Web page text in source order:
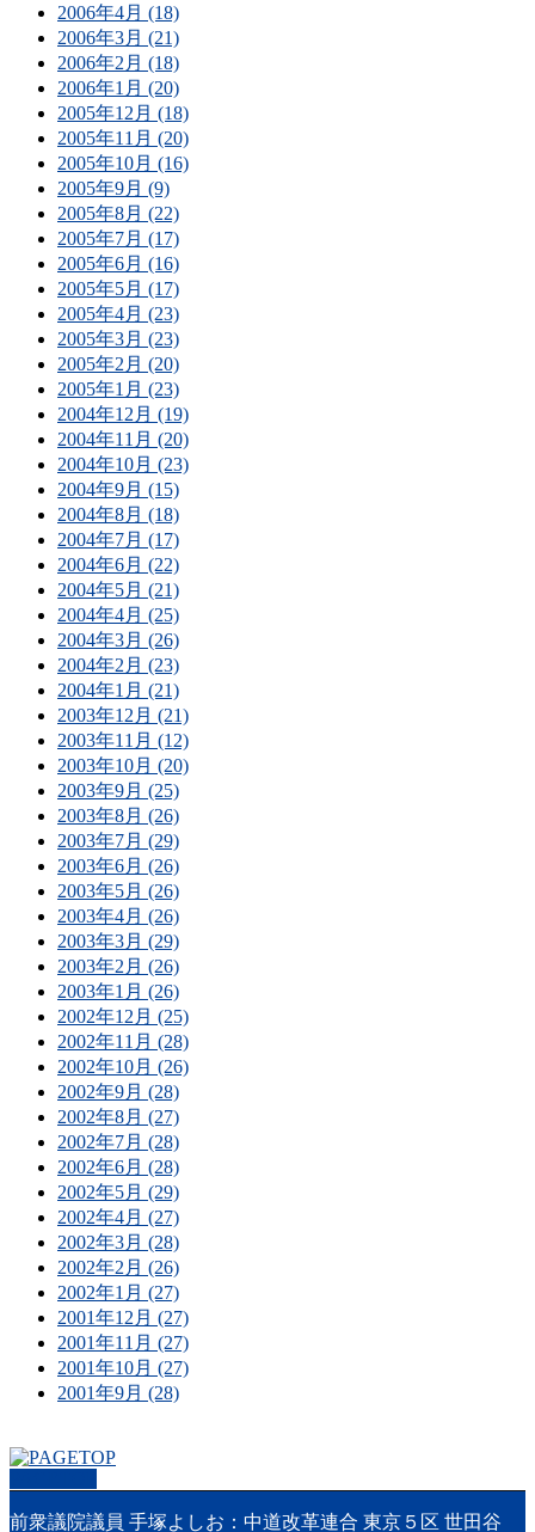
2006年4月 (18)
2006年3月 (21)
2006年2月 (18)
2006年1月 (20)
2005年12月 (18)
2005年11月 (20)
2005年10月 (16)
2005年9月 (9)
2005年8月 (22)
2005年7月 (17)
2005年6月 (16)
2005年5月 (17)
2005年4月 (23)
2005年3月 (23)
2005年2月 (20)
2005年1月 (23)
2004年12月 (19)
2004年11月 (20)
2004年10月 (23)
2004年9月 (15)
2004年8月 (18)
2004年7月 (17)
2004年6月 (22)
2004年5月 (21)
2004年4月 (25)
2004年3月 (26)
2004年2月 (23)
2004年1月 (21)
2003年12月 (21)
2003年11月 (12)
2003年10月 (20)
2003年9月 (25)
2003年8月 (26)
2003年7月 (29)
2003年6月 (26)
2003年5月 (26)
2003年4月 (26)
2003年3月 (29)
2003年2月 (26)
2003年1月 (26)
2002年12月 (25)
2002年11月 (28)
2002年10月 (26)
2002年9月 (28)
2002年8月 (27)
2002年7月 (28)
2002年6月 (28)
2002年5月 (29)
2002年4月 (27)
2002年3月 (28)
2002年2月 (26)
2002年1月 (27)
2001年12月 (27)
2001年11月 (27)
2001年10月 (27)
2001年9月 (28)
前衆議院議員 手塚よしお：中道改革連合 東京５区 世田谷